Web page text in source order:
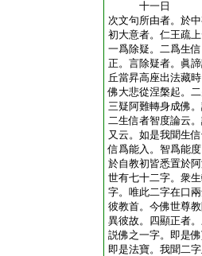
十一日
次文句所由者。於
初大意者。仁王疏
一爲除疑。二爲生
正。言除疑者。眞
丘當昇高座出法藏
佛大悲從涅槃起。
三疑阿難轉身成佛
二生信者智度論云
又云。如是我聞生
信爲能入。智爲能
於自教初皆悉置於
世有七十二字。衆
字。唯此二字在口
彼教首。今佛世尊
異彼故。四顯正者
説佛之一字。即是
即是法寶。我聞二